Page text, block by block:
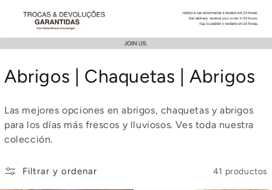
C
l
e
c
Abrigos | Chaquetas | Abrigos
Las mejores opciones en abrigos, chaquetas y abrigos
para los días más frescos y lluviosos. Ves toda nuestra
colección.
Filtrar y ordenar 41 productos